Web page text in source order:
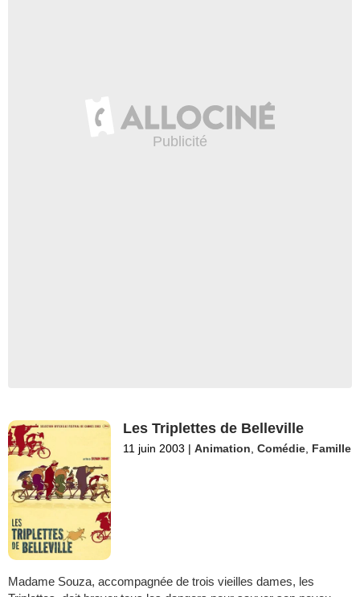
Les Triplettes de Belleville
11 juin 2003 | Animation ,Comédie Famille
Madame Souza, accompagnée de trois vieilles dames, les